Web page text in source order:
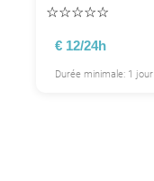
☆☆☆☆☆
€ 12/24h
Durée minimale: 1 jour